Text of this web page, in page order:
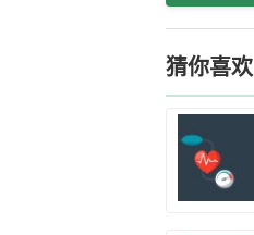
猜你喜欢